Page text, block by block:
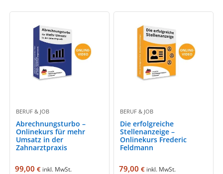
BERUF & JOB
Abrechnungsturbo –
Onlinekurs für mehr
Umsatz in der
Zahnarztpraxis
99,00€ inkl. MwSt.
BERUF & JOB
Die erfolgreiche
Stellenanzeige –
Onlinekurs Frederic
Feldmann
79,00€ inkl. MwSt.